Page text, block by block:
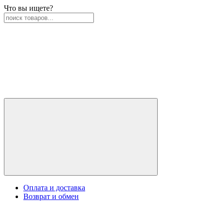
Что вы ищете?
Оплата и доставка
Возврат и обмен